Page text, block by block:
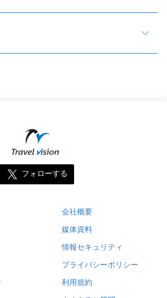
フォローする
会社概要
媒体資料
情報セキュリティ
プライバシーポリシー
利用規約